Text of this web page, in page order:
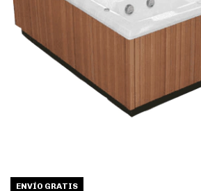
ENVÍO GRATIS